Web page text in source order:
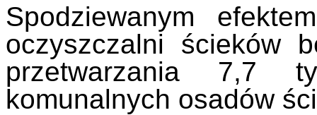
Spodziewanym
oczyszczalni ścieków
przetwarzania 7,7
komunalnych osadów